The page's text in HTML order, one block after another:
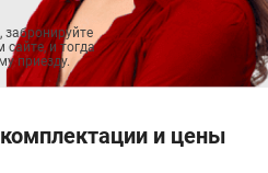
забронируйте
и тогда
приезду.
и цены